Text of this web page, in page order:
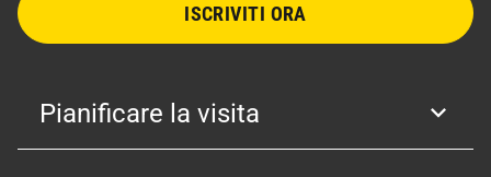
ISCRIVITI ORA
Pianificare la visita